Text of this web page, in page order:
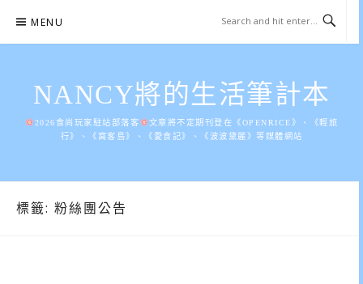
content
MENU
NANCY將的生活筆計本
2026食尚玩家駐站部落客
文章將不定期刊登在《OPENRICE》、《輕旅
行》、《窩客島》、《愛食記》、《波波黛麗》等媒體網站
標籤: 粉絲團公告